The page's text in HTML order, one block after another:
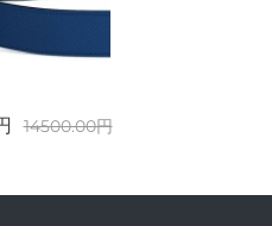
14500.00円